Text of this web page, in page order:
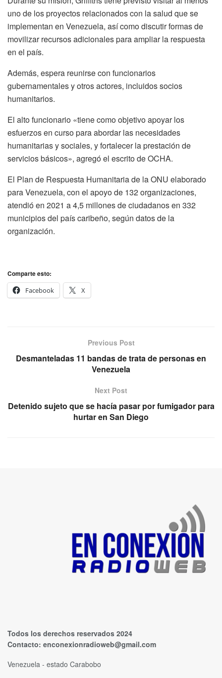
uno de los proyectos relacionados con la salud que se
implementan en Venezuela, así como discutir formas de
movilizar recursos adicionales para ampliar la respuesta
en el país.
Además, espera reunirse con funcionarios
gubernamentales y otros actores, incluidos socios
humanitarios.
El alto funcionario «tiene como objetivo apoyar los
esfuerzos en curso para abordar las necesidades
humanitarias y sociales, y fortalecer la prestación de
servicios básicos», agregó el escrito de OCHA.
El Plan de Respuesta Humanitaria de la ONU elaborado
para Venezuela, con el apoyo de 132 organizaciones,
atendió en 2021 a 4,5 millones de ciudadanos en 332
municipios del país caribeño, según datos de la
organización.
Comparte esto:
Facebook
X
Previous Post
Desmanteladas 11 bandas de trata de personas en
Venezuela
Next Post
Detenido sujeto que se hacía pasar por fumigador para
hurtar en San Diego
Todos los derechos reservados 2024
Contacto: enconexionradioweb@gmail.com
Venezuela - estado Carabobo